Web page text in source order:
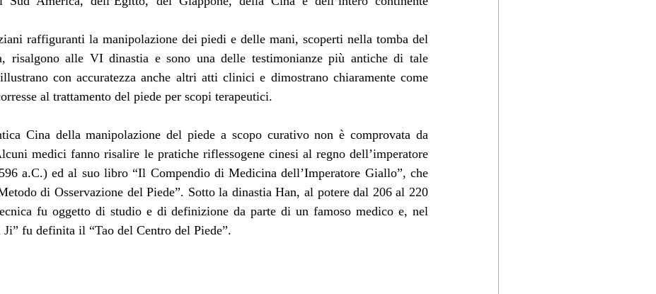
raffiguranti la manipolazione dei piedi e delle mani, scoperti nella tomba del
risalgono alle VI dinastia e sono una delle testimonianze più antiche di tale
con accuratezza anche altri atti clinici e dimostrano chiaramente come
al trattamento del piede per scopi terapeutici.
Cina della manipolazione del piede a scopo curativo non è comprovata da
medici fanno risalire le pratiche riflessogene cinesi al regno dell’imperatore
a.C.) ed al suo libro “Il Compendio di Medicina dell’Imperatore Giallo”, che
di Osservazione del Piede”. Sotto la dinastia Han, al potere dal 206 al 220
fu oggetto di studio e di definizione da parte di un famoso medico e, nel
fu definita il “Tao del Centro del Piede”.